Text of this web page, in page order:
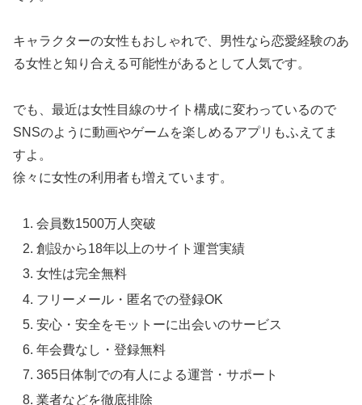
キャラクターの女性もおしゃれで、男性なら恋愛経験のあ
る女性と知り合える可能性があるとして人気です。
でも、最近は女性目線のサイト構成に変わっているので
SNSのように動画やゲームを楽しめるアプリもふえてま
すよ。
徐々に女性の利用者も増えています。
会員数1500万人突破
創設から18年以上のサイト運営実績
女性は完全無料
フリーメール・匿名での登録OK
安心・安全をモットーに出会いのサービス
年会費なし・登録無料
365日体制での有人による運営・サポート
業者などを徹底排除